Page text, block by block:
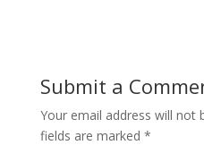
Submit a
Your email address will not
fields are marked *